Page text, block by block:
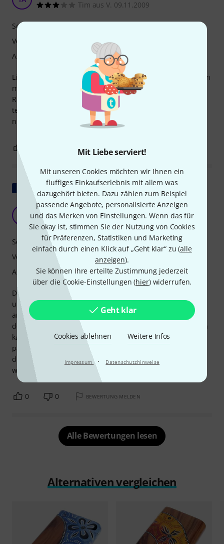
Mit Liebe serviert!
Mit unseren Cookies möchten wir Ihnen ein
fluffiges Einkaufserlebnis mit allem was
dazugehört bieten. Dazu zählen zum Beispiel
passende Angebote, personalisierte Anzeigen
und das Merken von Einstellungen. Wenn das für
Sie okay ist, stimmen Sie der Nutzung von Cookies
für Präferenzen, Statistiken und Marketing
einfach durch einen Klick auf „Geht klar“ zu (alle
anzeigen).
Sie können Ihre erteilte Zustimmung jederzeit
über die Cookie-Einstellungen (hier) widerrufen.
Geht klar
Cookies ablehnen Weitere Infos
Impressum · Datenschutzhinweise
Tim aus V. 09.11.2009
Eine gute und handliche Tragetasche für Didgeridoos. Kann
man sich leicht über die Schulter werfen, sogar mit einem
Rucksack auf dem Rücken. Lohnt sich aber erst bei den
teuren Didgeridoos, da die die billigen kleiner sind und
nicht den ganzen Platz ausfüllen.
Sound
Verarbeitung
Ansprache
BEWERTUNG MELDEN
Original zeigen
Nur eine kleine Beschwerde
Gérald5818 08.10.2015
Das wasserdichte Material der Hülle ist von guter Qualität
und der verstellbare Schultergurt macht das Tragen
angenehm. Einziger kleiner Nachteil: Der Reißverschluss
der kleinen Seitentasche geht nach 10 bis 20 Mal Benutzen
kaputt. Ich habe zwei Hüllen davon, und bei beiden ist es
passiert. Schade, denn die Tasche war sehr praktisch für
die Filmklappe. Die Reißverschlüsse sollten verbessert
werden.
Sound
Verarbeitung
Ansprache
0 0 BEWERTUNG MELDEN
Alle Bewertungen lesen
Alternativen vergleichen